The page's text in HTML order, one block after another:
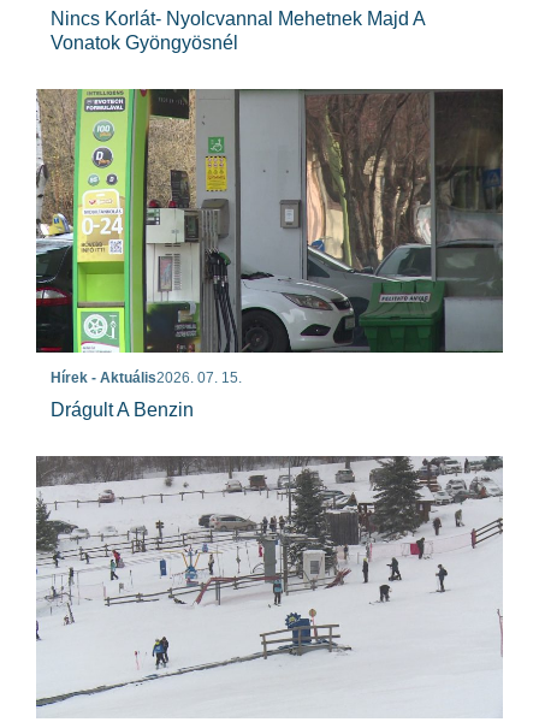
Nincs Korlát- Nyolcvannal Mehetnek Majd A
Vonatok Gyöngyösnél
Hírek - Aktuális2026. 07. 15.
Drágult A Benzin